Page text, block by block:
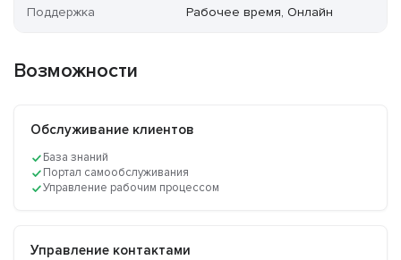
Поддержка Рабочее время, Онлайн
Возможности
Обслуживание клиентов
База знаний
Портал самообслуживания
Управление рабочим процессом
Управление контактами